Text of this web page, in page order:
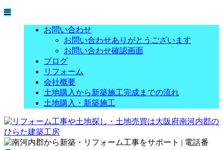
お問い合わせ
お問い合わせありがとうございます
お問い合わせ確認画面
ブログ
リフォーム
会社概要
土地購入から新築施工完成までの流れ
土地購入・新築施工